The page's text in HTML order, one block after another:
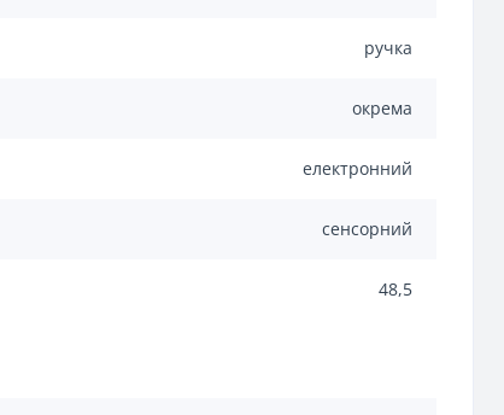
ручка
окрема
електронний
сенсорний
48,5